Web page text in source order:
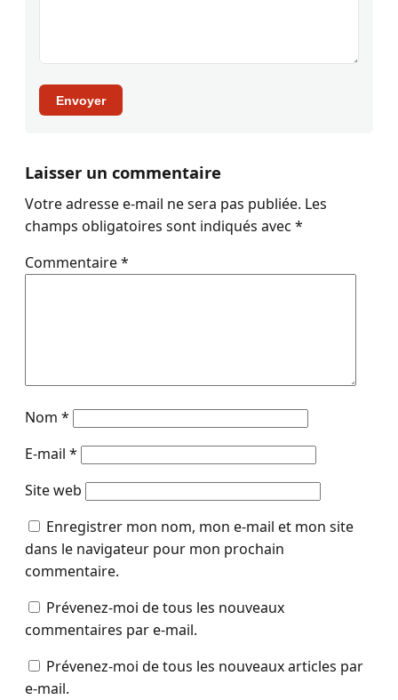
Envoyer
Laisser un commentaire
Votre adresse e-mail ne sera pas publiée. Les
champs obligatoires sont indiqués avec *
Commentaire*
Nom *
E-mail *
Site web
Enregistrer mon nom, mon e-mail et mon site
dans le navigateur pour mon prochain
commentaire.
Prévenez-moi de tous les nouveaux
commentaires par e-mail.
Prévenez-moi de tous les nouveaux articles par
e-mail.